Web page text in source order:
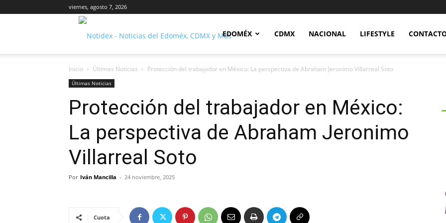
viernes, agosto 7, 2026
Notidex
EDOMÉX CDMX NACIONAL LIFESTYLE
Inicio Últimas Noticias Protección del trabajador en México: La perspectiva de Abraham Jeronimo Villarreal Soto
Últimas Noticias
Protección del trabajador en México:
La perspectiva de Abraham Jeronimo
Villarreal Soto
Por Iván Mancilla - 24 noviembre, 2025
Cuota